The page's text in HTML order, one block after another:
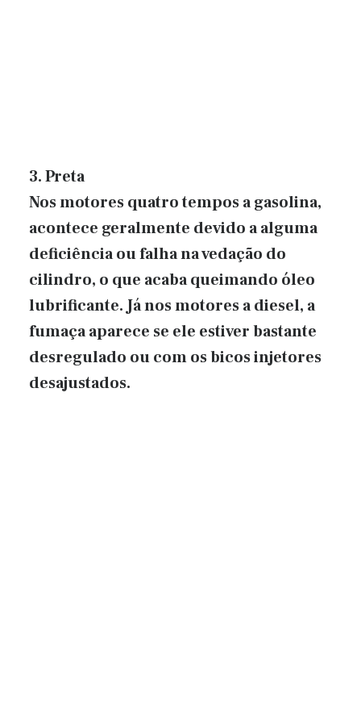
3. Preta
Nos motores quatro tempos a gasolina,
acontece geralmente devido a alguma
deficiência ou falha na vedação do
cilindro, o que acaba queimando óleo
lubrificante. Já nos motores a diesel, a
fumaça aparece se ele estiver bastante
desregulado ou com os bicos injetores
desajustados.